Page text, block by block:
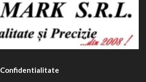
Confidentialitate